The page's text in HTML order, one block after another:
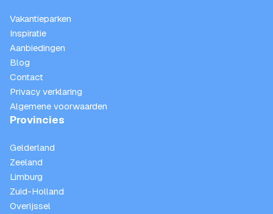
Vakantieparken
Inspiratie
Aanbiedingen
Blog
Contact
Privacy verklaring
Algemene voorwaarden
Provincies
Gelderland
Zeeland
Limburg
Zuid-Holland
Overijssel